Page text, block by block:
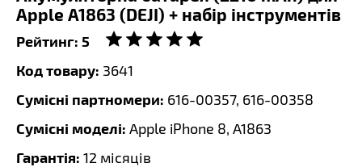
Apple A1863 (DEJI) + набір інструментів
Рейтинг: 5
Код товару: 3641
Сумісні партномери: 616-00357, 616-00358
Сумісні моделі: Apple iPhone 8, A1863
Гарантія: 12 місяців